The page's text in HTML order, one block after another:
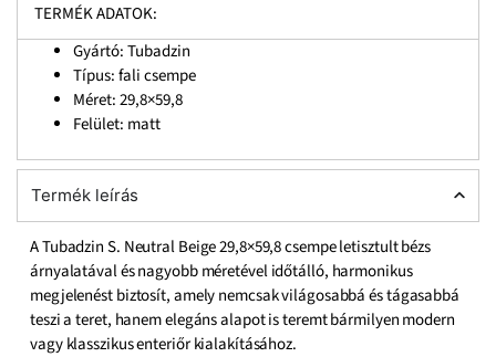
TERMÉK ADATOK:
Gyártó: Tubadzin
Típus: fali csempe
Méret: 29,8×59,8
Felület: matt
Termék leírás
A Tubadzin S. Neutral Beige 29,8×59,8 csempe letisztult bézs
árnyalatával és nagyobb méretével időtálló, harmonikus
megjelenést biztosít, amely nemcsak világosabbá és tágasabbá
teszi a teret, hanem elegáns alapot is teremt bármilyen modern
vagy klasszikus enteriőr kialakításához.